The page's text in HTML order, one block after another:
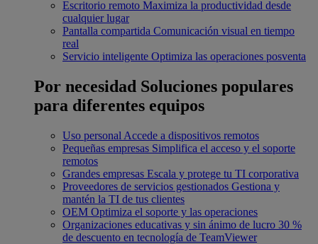
Escritorio remoto Maximiza la productividad desde
cualquier lugar
Pantalla compartida Comunicación visual en tiempo
real
Servicio inteligente Optimiza las operaciones posventa
Por necesidad Soluciones populares
para diferentes equipos
Uso personal Accede a dispositivos remotos
Pequeñas empresas Simplifica el acceso y el soporte
remotos
Grandes empresas Escala y protege tu TI corporativa
Proveedores de servicios gestionados Gestiona y
mantén la TI de tus clientes
OEM Optimiza el soporte y las operaciones
Organizaciones educativas y sin ánimo de lucro 30 %
de descuento en tecnología de TeamViewer